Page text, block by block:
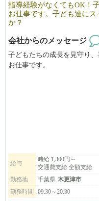
指導経験がなくてもOK！
お仕事です。子ども達に
か？
会社からのメッセージ
子どもたちの成長を見守り
お仕事です。
ご応募お待ちしております！
給与
時給 1,300円～
交通費支給 全額支給
勤務地
千葉県 木更津市
勤務時間
09:30～20:30